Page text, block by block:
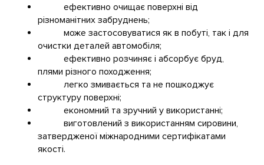
ефективно очищає поверхні від
різноманітних забруднень;
може застосовуватися як в побуті, так і для
очистки деталей автомобіля;
ефективно розчиняє і абсорбує бруд,
плями різного походження;
легко змивається та не пошкоджує
структуру поверхні;
економний та зручний у використанні;
виготовлений з використанням сировини,
затвердженої міжнародними сертифікатами
якості.